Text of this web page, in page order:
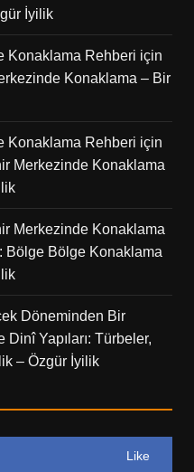
İyilik
Konaklama Rehberi için
Konaklama – Bir
Konaklama Rehberi için
Merkezinde Konaklama
Merkezinde Konaklama
Bölge Bölge Konaklama
Döneminden Bir
Dinî Yapıları: Türbeler,
– Özgür İyilik
Like